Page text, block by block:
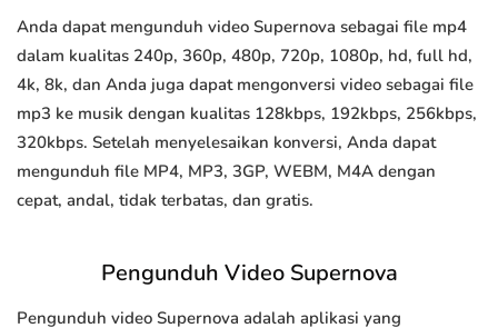
Anda dapat mengunduh video Supernova sebagai file mp4
dalam kualitas 240p, 360p, 480p, 720p, 1080p, hd, full hd,
4k, 8k, dan Anda juga dapat mengonversi video sebagai file
mp3 ke musik dengan kualitas 128kbps, 192kbps, 256kbps,
320kbps. Setelah menyelesaikan konversi, Anda dapat
mengunduh file MP4, MP3, 3GP, WEBM, M4A dengan
cepat, andal, tidak terbatas, dan gratis.
Pengunduh Video Supernova
Pengunduh video Supernova adalah aplikasi yang